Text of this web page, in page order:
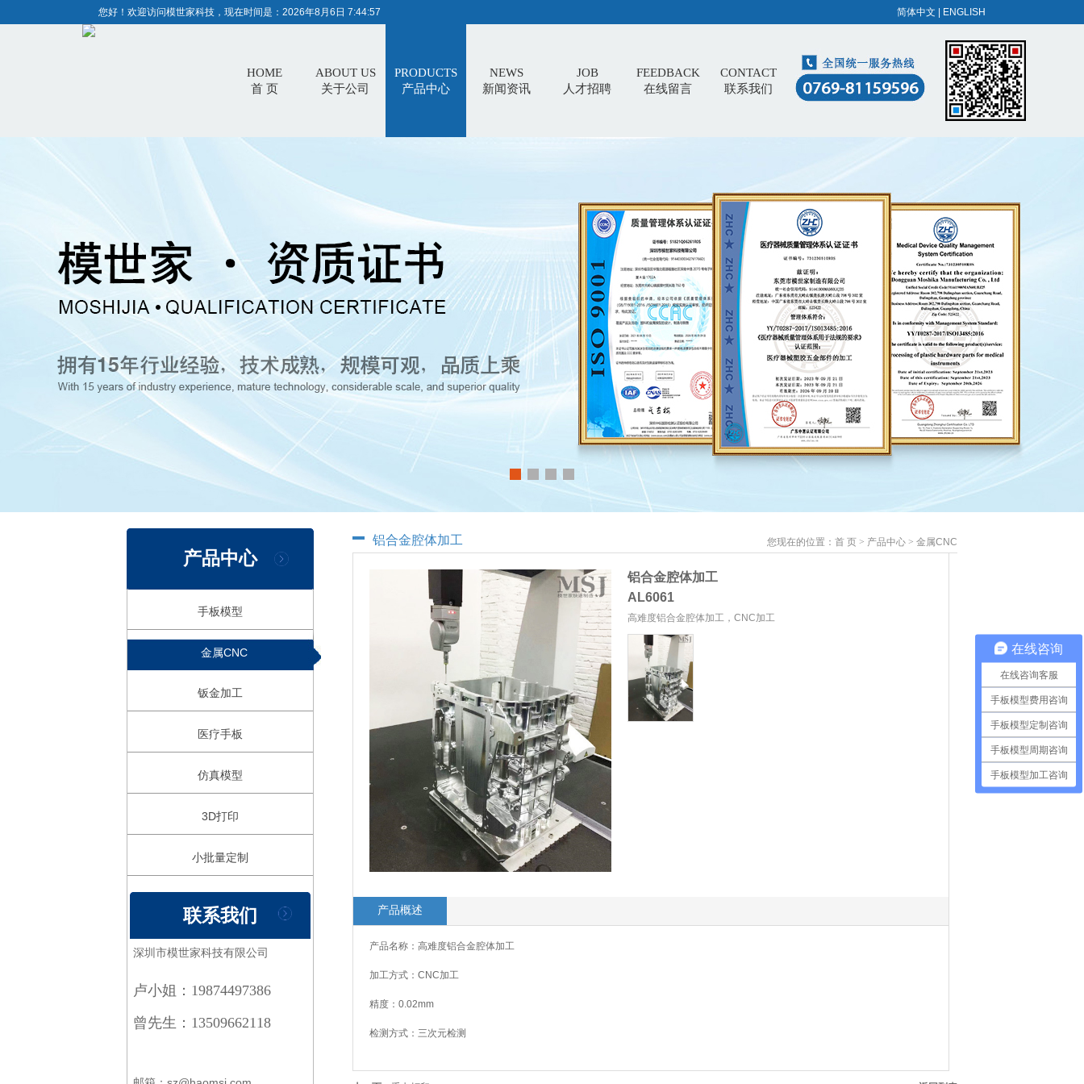
简体中文 ENGLISH
您好！欢迎访问模世家科技，现在时间是： 2026年8月6日 7:44:58
HOME
首 页
ABOUT US
关于公司
PRODUCTS
产品中心
NEWS
新闻资讯
JOB
人才招聘
FEEDBACK
在线留言
CONTACT
联系我们
产品中心
手板模型
金属CNC
钣金加工
医疗手板
仿真模型
3D打印
小批量定制
联系我们
深圳市模世家科技有限公司
卢小姐：19874497386
曾先生：13509662118
铝合金腔体加工 您现在的位置： 首 页 > 产品中心 > 金属CNC
铝合金腔体加工
AL6061
高难度铝合金腔体加工，CNC加工
产品概述
产品名称：高难度铝合金腔体加工
加工方式：CNC加工
精度：0.02mm
检测方式：三次元检测
在线咨询
在线咨询客服
手板模型费用咨询
手板模型定制咨询
手板模型周期咨询
手板模型加工咨询